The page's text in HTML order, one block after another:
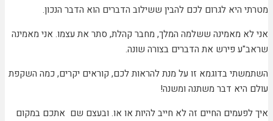
היא לגרום לכם להבין ששילוב הדברים הוא הדבר הנכון.
מאמינה ששלמה המלך, מחבר קהלת, סתר את עצמו. אני מאמינה
פירש את הדברים בצורה שונה.
בדוגמא זו על מנת להראות לכם, קוראים יקרים, כמה השקפת
דבר משתנה ומשנה!
החיים זה לא חייב להיות או או. ובעצם שם אתכם במקום